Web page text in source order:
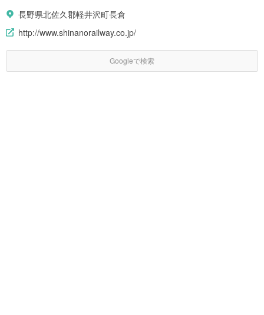
長野県北佐久郡軽井沢町長倉
http://www.shinanorailway.co.jp/
Googleで検索